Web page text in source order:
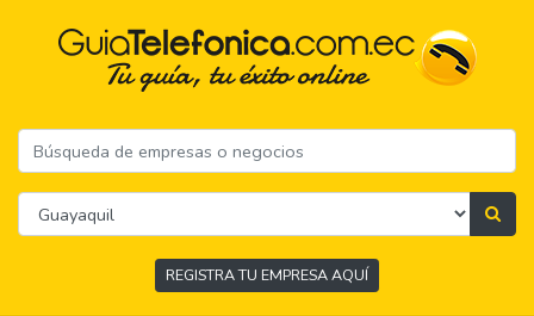
REGISTRA TU EMPRESA AQUÍ